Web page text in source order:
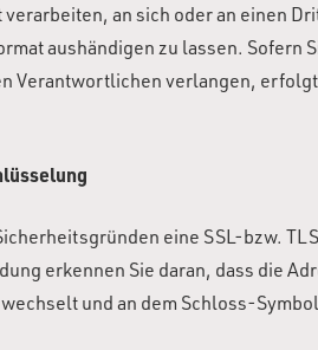
an sich oder an einen
aushändigen zu lassen. Sofern
Verantwortlichen verlangen,
eine SSL-bzw.
erkennen Sie daran, dass die
und an dem Schloss-